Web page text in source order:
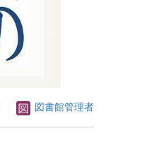
図書館管理者